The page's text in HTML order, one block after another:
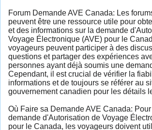
Forum Demande AVE Canada: Les
peuvent être une ressource utile pour
et des informations sur la demande
Voyage Électronique (AVE) pour le
voyageurs peuvent participer à des
questions et partager des expériences
personnes ayant déjà soumis une
Cependant, il est crucial de vérifier la
informations et de toujours se référer au
gouvernement canadien pour les détails
Où Faire sa Demande AVE Canada:
demande d'Autorisation de Voyage
pour le Canada, les voyageurs doivent